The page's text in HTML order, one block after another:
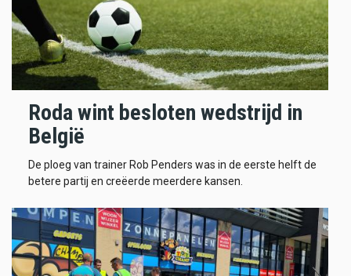
Roda wint besloten wedstrijd in
België
De ploeg van trainer Rob Penders was in de eerste helft de
betere partij en creëerde meerdere kansen.